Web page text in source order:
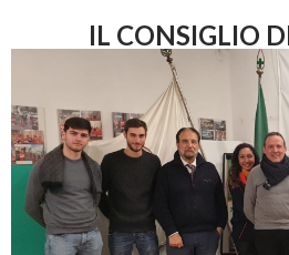
IL CONSIGLIO